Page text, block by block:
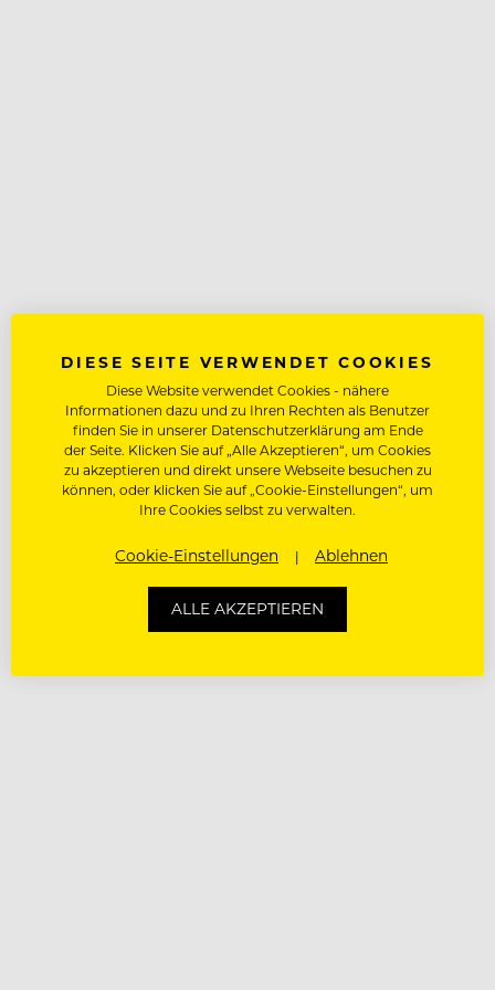
DIESE SEITE VERWENDET COOKIES
Diese Website verwendet Cookies - nähere
Informationen dazu und zu Ihren Rechten als Benutzer
finden Sie in unserer Datenschutzerklärung am Ende
der Seite. Klicken Sie auf „Alle Akzeptieren“, um Cookies
zu akzeptieren und direkt unsere Webseite besuchen zu
können, oder klicken Sie auf „Cookie-Einstellungen“, um
Ihre Cookies selbst zu verwalten.
Cookie-Einstellungen Ablehnen
ALLE AKZEPTIEREN